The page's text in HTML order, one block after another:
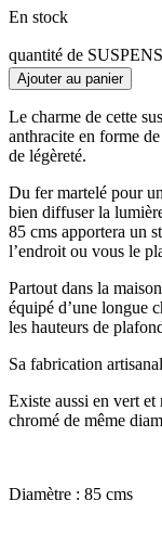
En stock
quantité de
Ajouter au panier
Le charme de cette
anthracite en forme
de légèreté.
Du fer martelé pour
bien diffuser la
85 cms apportera un
l’endroit ou vous le
Partout dans la
équipé d’une longue
les hauteurs de
Sa fabrication
Existe aussi en vert et
chromé de même
Diamètre : 85 cms